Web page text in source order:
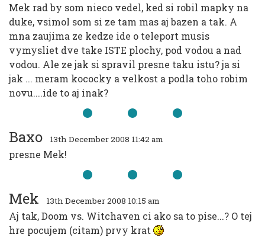
Mek rad by som nieco vedel, ked si robil mapky na
duke, vsimol som si ze tam mas aj bazen a tak. A
mna zaujima ze kedze ide o teleport musis
vymysliet dve take ISTE plochy, pod vodou a nad
vodou. Ale ze jak si spravil presne taku istu? ja si
jak ... meram kococky a velkost a podla toho robim
novu....ide to aj inak?
Baxo 13th December 2008 11:42 am
presne Mek!
Mek 13th December 2008 10:15 am
Aj tak, Doom vs. Witchaven ci ako sa to pise...? O tej
hre pocujem (citam) prvy krat